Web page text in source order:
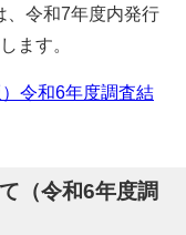
、令和7年度内発行
ます。
令和6年度調査結
（令和6年度調